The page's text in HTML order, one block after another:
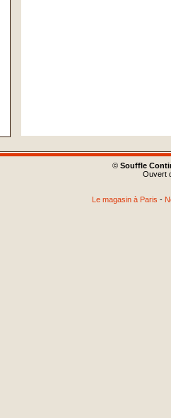
© Souffle
Ouvert
Le magasin à Paris -